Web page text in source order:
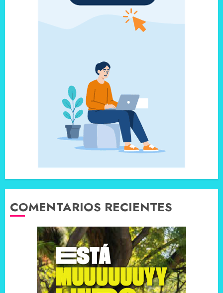
COMENTARIOS RECIENTES